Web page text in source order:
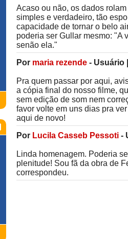
Acaso ou não, os dados
simples e verdadeiro, tão
capacidade de tornar o belo
poderia ser Gullar mesmo: "A
senão ela."
Por maria rezende - Usuário
Pra quem passar por aqui,
a cópia final do nosso filme,
sem edição de som nem
favor volte em uns dias pra
aqui de novo!
Por Lucila Casseb Pessoti -
Linda homenagem. Poderia
plenitude! Sou fã da obra de
correspondeu.